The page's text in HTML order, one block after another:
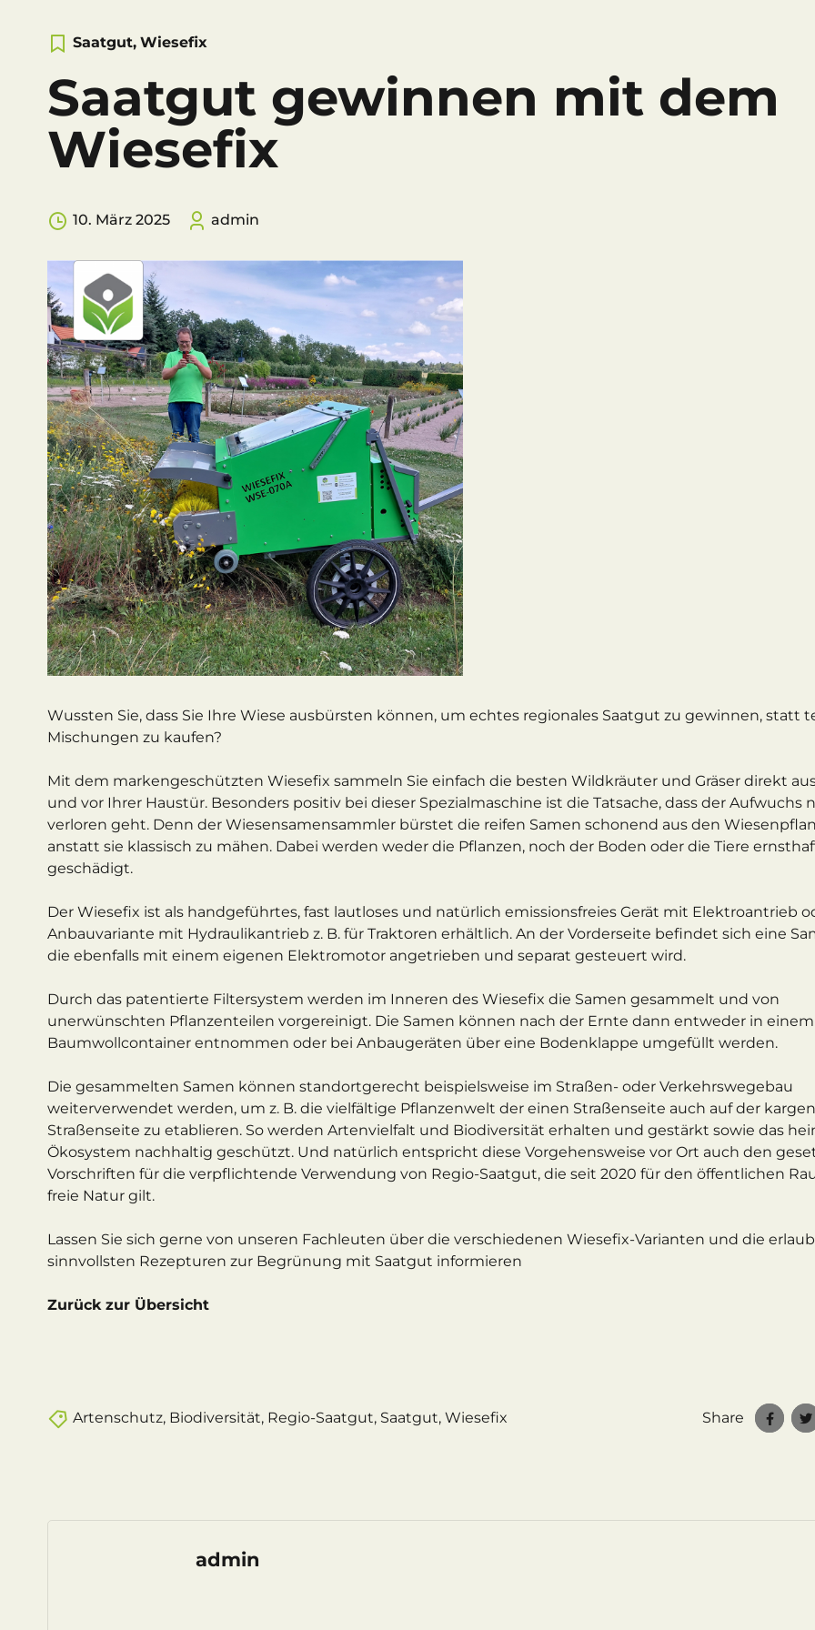
Saatgut, Wiesefix
Saatgut gewinnen mit dem
Wiesefix
10. März 2025 admin
Wussten Sie, dass Sie Ihre Wiese ausbürsten können, um echtes regionales Saatgut zu gewinnen, statt
Mischungen zu kaufen?
Mit dem markengeschützten Wiesefix sammeln Sie einfach die besten Wildkräuter und Gräser direkt
und vor Ihrer Haustür. Besonders positiv bei dieser Spezialmaschine ist die Tatsache, dass der Aufwuchs
verloren geht. Denn der Wiesensamensammler bürstet die reifen Samen schonend aus den
anstatt sie klassisch zu mähen. Dabei werden weder die Pflanzen, noch der Boden oder die Tiere
geschädigt.
Der Wiesefix ist als handgeführtes, fast lautloses und natürlich emissionsfreies Gerät mit Elektroantrieb
Anbauvariante mit Hydraulikantrieb z. B. für Traktoren erhältlich. An der Vorderseite befindet sich eine
die ebenfalls mit einem eigenen Elektromotor angetrieben und separat gesteuert wird.
Durch das patentierte Filtersystem werden im Inneren des Wiesefix die Samen gesammelt und von
unerwünschten Pflanzenteilen vorgereinigt. Die Samen können nach der Ernte dann entweder in einem
Baumwollcontainer entnommen oder bei Anbaugeräten über eine Bodenklappe umgefüllt werden.
Die gesammelten Samen können standortgerecht beispielsweise im Straßen- oder Verkehrswegebau
weiterverwendet werden, um z. B. die vielfältige Pflanzenwelt der einen Straßenseite auch auf der
Straßenseite zu etablieren. So werden Artenvielfalt und Biodiversität erhalten und gestärkt sowie das
Ökosystem nachhaltig geschützt. Und natürlich entspricht diese Vorgehensweise vor Ort auch den
Vorschriften für die verpflichtende Verwendung von Regio-Saatgut, die seit 2020 für den öffentlichen
freie Natur gilt.
Lassen Sie sich gerne von unseren Fachleuten über die verschiedenen Wiesefix-Varianten und die
sinnvollsten Rezepturen zur Begrünung mit Saatgut informieren
Zurück zur Übersicht
Share
Artenschutz, Biodiversität, Regio-Saatgut, Saatgut, Wiesefix
admin